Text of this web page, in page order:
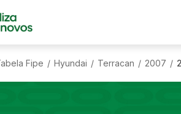
Fipe / Hyundai / Terracan / 2007 /